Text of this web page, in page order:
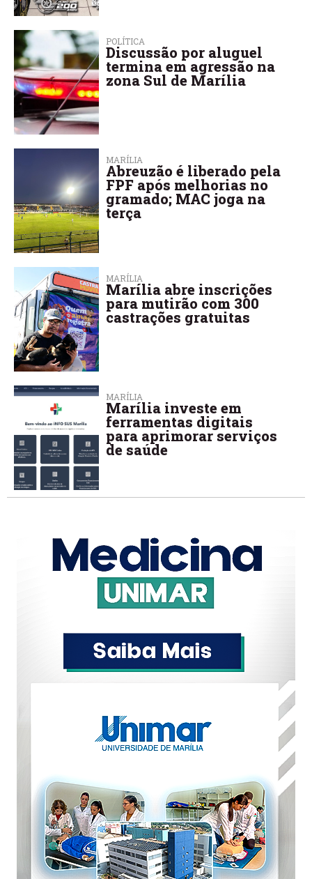
POLÍTICA
Discussão por aluguel
termina em agressão na
zona Sul de Marília
MARÍLIA
Abreuzão é liberado pela
FPF após melhorias no
gramado; MAC joga na
terça
MARÍLIA
Marília abre inscrições
para mutirão com 300
castrações gratuitas
MARÍLIA
Marília investe em
ferramentas digitais
para aprimorar serviços
de saúde